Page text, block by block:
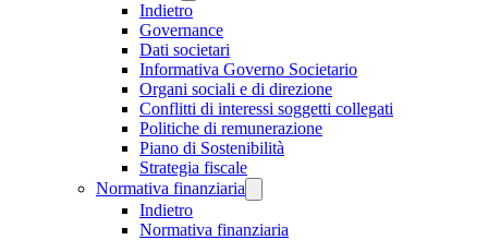
Indietro
Governance
Dati societari
Informativa Governo Societario
Organi sociali e di direzione
Conflitti di interessi soggetti collegati
Politiche di remunerazione
Piano di Sostenibilità
Strategia fiscale
Normativa finanziaria
Indietro
Normativa finanziaria